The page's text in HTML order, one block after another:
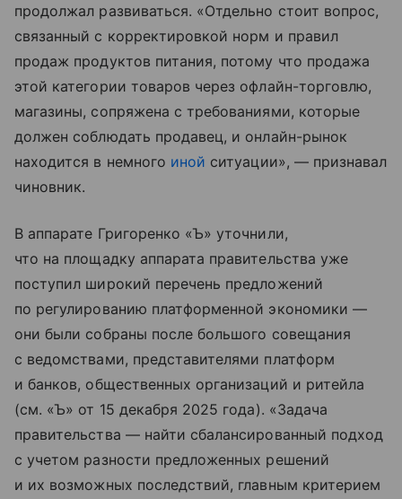
продолжал развиваться. «Отдельно стоит вопрос,
связанный с корректировкой норм и правил
продаж продуктов питания, потому что продажа
этой категории товаров через офлайн-торговлю,
магазины, сопряжена с требованиями, которые
должен соблюдать продавец, и онлайн-рынок
находится в немного иной ситуации», — признавал
чиновник.
В аппарате Григоренко «Ъ» уточнили,
что на площадку аппарата правительства уже
поступил широкий перечень предложений
по регулированию платформенной экономики —
они были собраны после большого совещания
с ведомствами, представителями платформ
и банков, общественных организаций и ритейла
(см. «Ъ» от 15 декабря 2025 года). «Задача
правительства — найти сбалансированный подход
с учетом разности предложенных решений
и их возможных последствий, главным критерием